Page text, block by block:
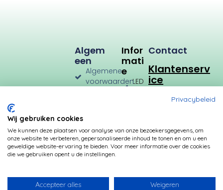
Infor
Mati
E
LED
Verbruik
Kleurtemperatuur
Algem
Een
Algemene
voorwaarden
Privacybeleid
Betalingsmogelijkheden
Contact
Klantenserv
ice
Privacybeleid
Wij gebruiken cookies
We kunnen deze plaatsen voor analyse van onze bezoekersgegevens, om
onze website te verbeteren, gepersonaliseerde inhoud te tonen en om u een
geweldige website-ervaring te bieden. Voor meer informatie over de cookies
die we gebruiken opent u de instellingen.
Accepteer alles Weigeren